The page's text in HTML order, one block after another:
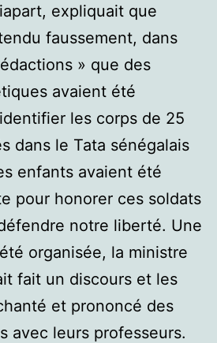
expliquait que
faussement, dans
» que des
avaient été
les corps de 25
dans le Tata sénégalais
enfants avaient été
pour honorer ces soldats
notre liberté. Une
organisée, la ministre
fait un discours et les
et prononcé des
avec leurs professeurs.